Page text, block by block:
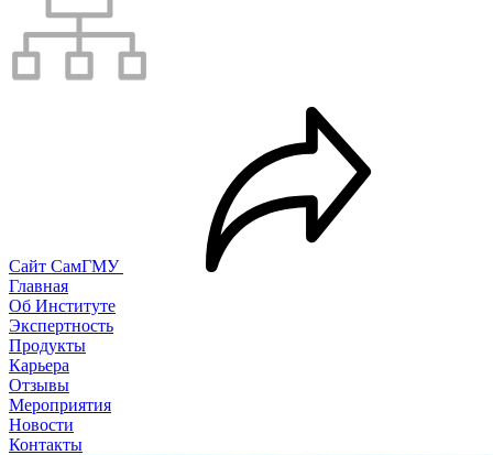
Сайт СамГМУ
Главная
Об Институте
Экспертность
Продукты
Карьера
Отзывы
Мероприятия
Новости
Контакты